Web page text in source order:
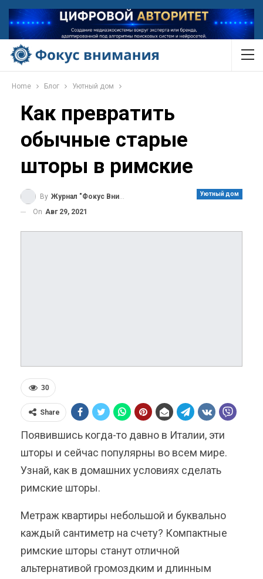
Home Блог Уютный дом
Как превратить
обычные старые
шторы в римские
Уютный дом
By Журнал "Фокус Внимания"
On Авг 29, 2021
30
Share
Появившись когда-то давно в Италии, эти
шторы и сейчас популярны во всем мире.
Узнай, как в домашних условиях сделать
римские шторы.
Метраж квартиры небольшой и буквально
каждый сантиметр на счету? Компактные
римские шторы станут отличной
альтернативой громоздким и длинным